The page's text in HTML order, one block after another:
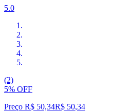
5.0
(2)
5% OFF
Preço R$ 50,34R$ 50,34